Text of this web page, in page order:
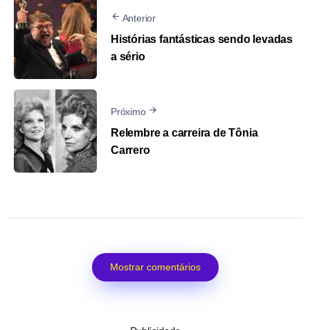
Anterior
Histórias fantásticas sendo levadas
a sério
Próximo
Relembre a carreira de Tônia
Carrero
Mostrar comentários